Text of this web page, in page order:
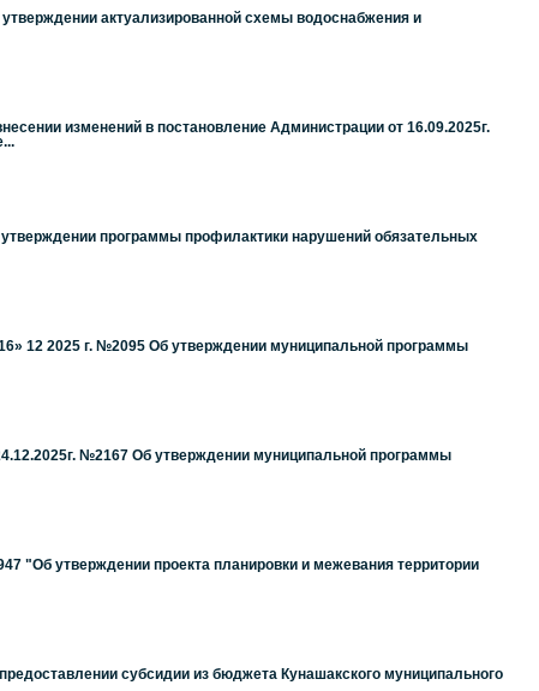
актуализированной схемы водоснабжения и
изменений в постановление Администрации от 16.09.2025г.
программы профилактики нарушений обязательных
12 2025 г. №2095 Об утверждении муниципальной программы
№2167 Об утверждении муниципальной программы
"Об утверждении проекта планировки и межевания территории
субсидии из бюджета Кунашакского муниципального